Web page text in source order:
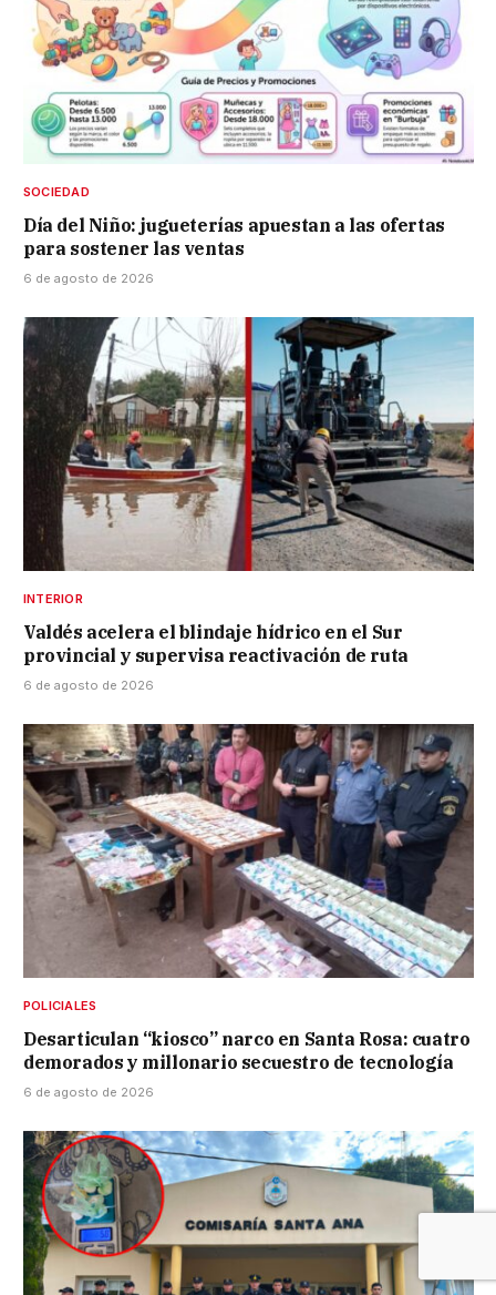
SOCIEDAD
Día del Niño: jugueterías apuestan a las ofertas
para sostener las ventas
6 de agosto de 2026
INTERIOR
Valdés acelera el blindaje hídrico en el Sur
provincial y supervisa reactivación de ruta
6 de agosto de 2026
POLICIALES
Desarticulan “kiosco” narco en Santa Rosa: cuatro
demorados y millonario secuestro de tecnología
6 de agosto de 2026